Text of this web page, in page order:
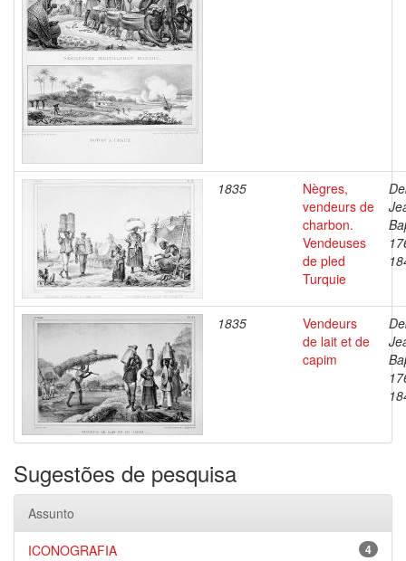
1835
Nègres,
vendeurs de
charbon.
Vendeuses
de pled
Turquie
1835
Vendeurs
de lait et de
capim
Sugestões de pesquisa
Assunto
4
ICONOGRAFIA